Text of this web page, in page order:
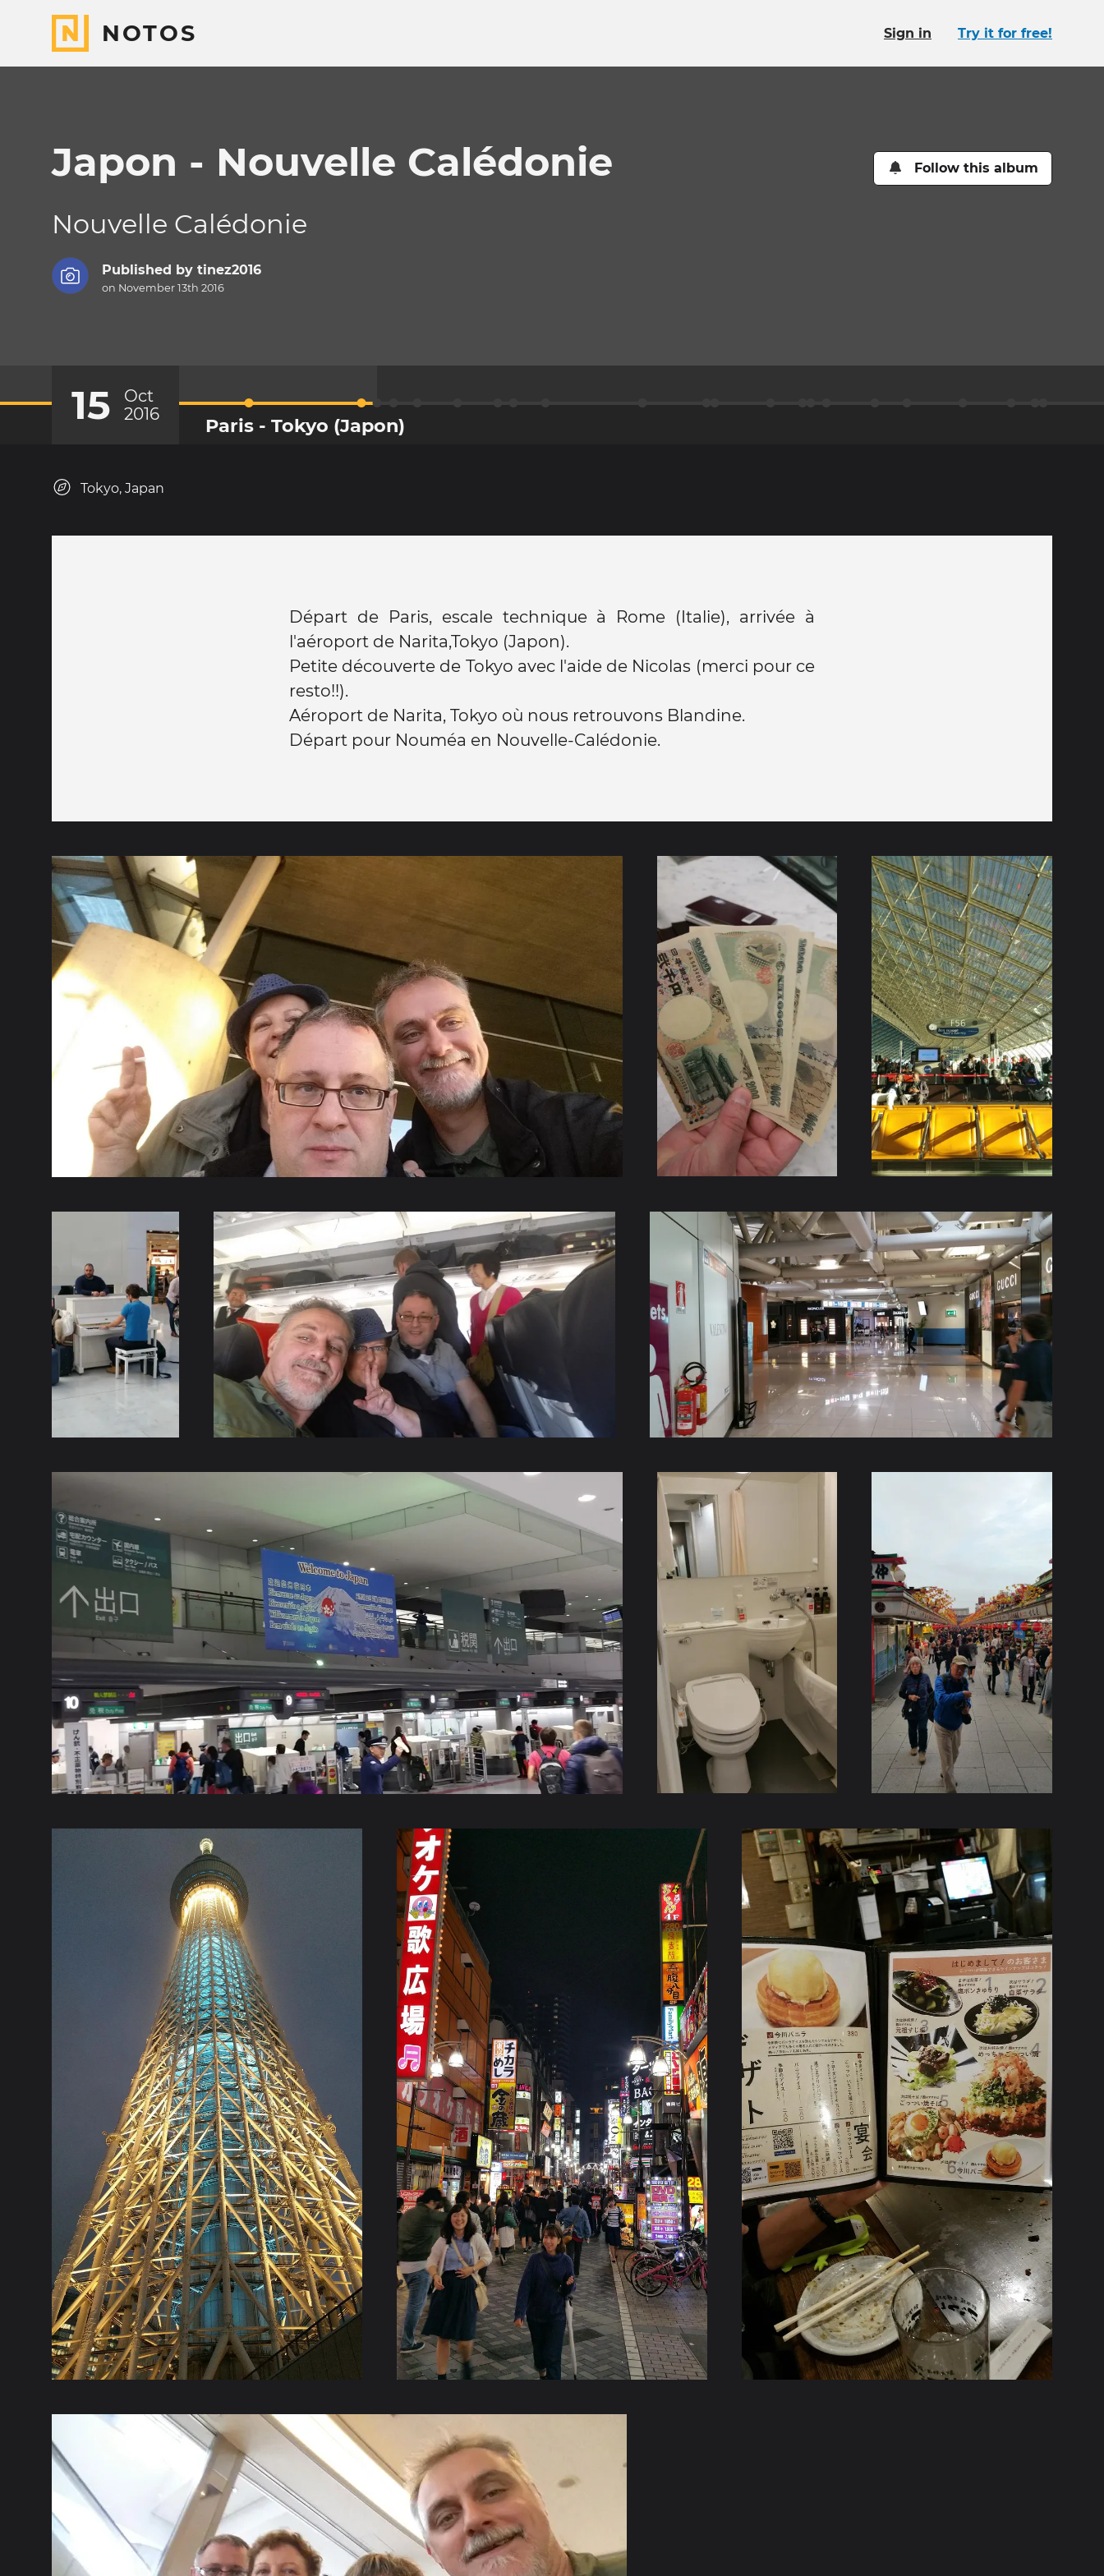
NOTOS Sign in Try it for free!
Japon - Nouvelle Calédonie Follow this album
Nouvelle Calédonie
Published by tinez2016
on November 13th 2016
15
Oct
2016
Paris - Tokyo (Japon)
Tokyo, Japan
Départ de Paris, escale technique à Rome (Italie), arrivée à
l'aéroport de Narita,Tokyo (Japon).
Petite découverte de Tokyo avec l'aide de Nicolas (merci pour ce
resto!!).
Aéroport de Narita, Tokyo où nous retrouvons Blandine.
Départ pour Nouméa en Nouvelle-Calédonie.